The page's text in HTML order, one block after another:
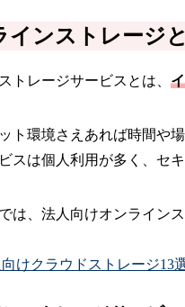
インストレージ
トレージサービスとは、
ト環境さえあれば時間や
スは個人利用が多く、セ
は、法人向けオンライン
けクラウドストレージ13